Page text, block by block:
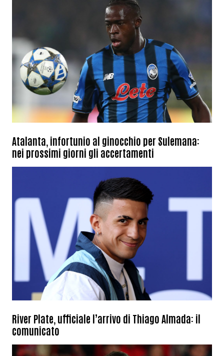
Atalanta, infortunio al ginocchio per Sulemana:
nei prossimi giorni gli accertamenti
River Plate, ufficiale l’arrivo di Thiago Almada: il
comunicato